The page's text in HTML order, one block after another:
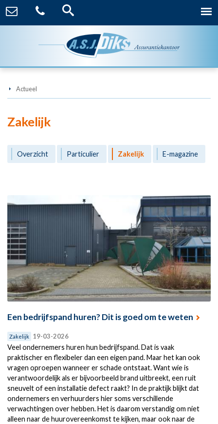
Actueel
Zakelijk
Overzicht Particulier Zakelijk E-magazine
Een bedrijfspand huren? Dit is goed om te weten
Zakelijk 19-03-2026
Veel ondernemers huren hun bedrijfspand. Dat is vaak
praktischer en flexibeler dan een eigen pand. Maar het kan ook
vragen oproepen wanneer er schade ontstaat. Want wie is
verantwoordelijk als er bijvoorbeeld brand uitbreekt, een ruit
sneuvelt of een installatie defect raakt? In de praktijk blijkt dat
ondernemers en verhuurders hier soms verschillende
verwachtingen over hebben. Het is daarom verstandig om niet
alleen naar de huurovereenkomst te kijken, maar ook naar de